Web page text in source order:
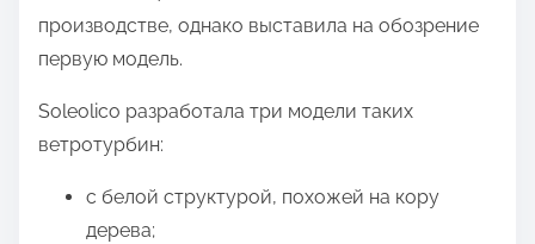
производстве, однако выставила на обозрение
первую модель.
Soleolico разработала три модели таких
ветротурбин:
с белой структурой, похожей на кору
дерева;